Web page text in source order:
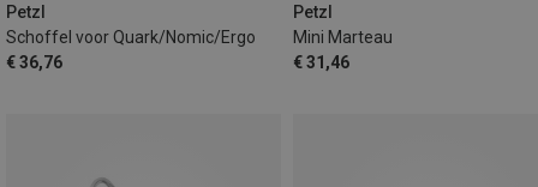
Petzl
Schoffel voor Quark/Nomic/Ergo
€ 36,76
Petzl
Mini Marteau
€ 31,46